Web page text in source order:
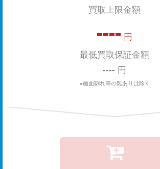
買取上限金額
---- 円
最低買取保証金額
---- 円
※画面割れ等の難ありは除く